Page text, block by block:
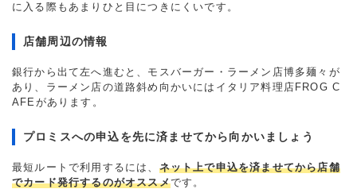
に入る際もあまりひと目につきにくいです。
店舗周辺の情報
銀行から出て左へ進むと、モスバーガー・ラーメン店博多麺々が
あり、ラーメン店の道路斜め向かいにはイタリア料理店FROG C
AFEがあります。
プロミスへの申込を先に済ませてから向かいましょう
最短ルートで利用するには、 ネット上で申込を済ませてから店舗
でカード発行するのがオススメです。